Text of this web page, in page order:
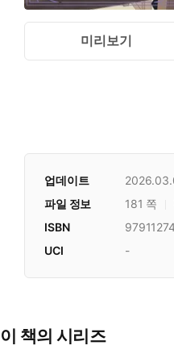
미리보기
업데이트
파일 정보 181 쪽
ISBN
UCI
-
이 책의 시리즈